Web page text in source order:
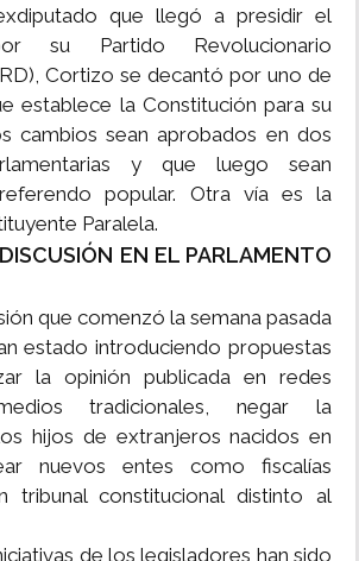
que llegó a presidir el
su Partido Revolucionario
Cortizo se decantó por uno de
establece la Constitución para su
cambios sean aprobados en dos
y que luego sean
popular. Otra vía es la
Paralela.
EN EL PARLAMENTO
que comenzó la semana pasada
estado introduciendo propuestas
la opinión publicada en redes
tradicionales, negar la
hijos de extranjeros nacidos en
nuevos entes como fiscalías
tribunal constitucional distinto al
de los legisladores han sido